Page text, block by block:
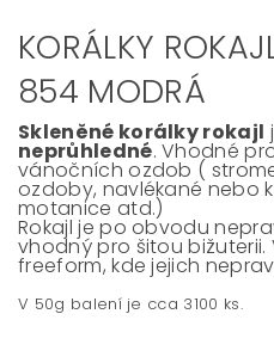
KORÁLKY
854 MODRÁ
Skleněné korálky rokajl
neprůhledné. Vhodné
vánočních ozdob (
ozdoby, navlékané nebo
motanice atd.)
Rokajl je po obvodu
vhodný pro šitou bižuterii.
freeform, kde jejich
V 50g balení je cca 3100 ks.